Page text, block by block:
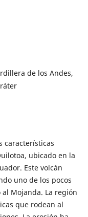
de los Andes,
características
ubicado en la
Este volcán
uno de los pocos
Mojanda. La región
que rodean al